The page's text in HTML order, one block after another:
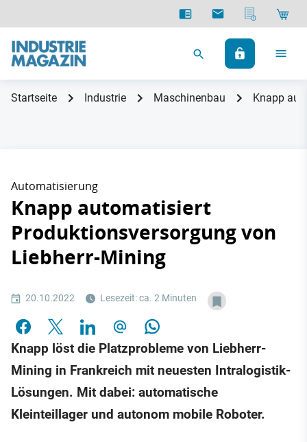
Startseite Industrie Maschinenbau Knapp
Automatisierung
Knapp automatisiert
Produktionsversorgung von
Liebherr-Mining
20.10.2022 Lesezeit: ca. 2 Minuten
Knapp löst die Platzprobleme von Liebherr-
Mining in Frankreich mit neuesten Intralogistik-
Lösungen. Mit dabei: automatische
Kleinteillager und autonom mobile Roboter.